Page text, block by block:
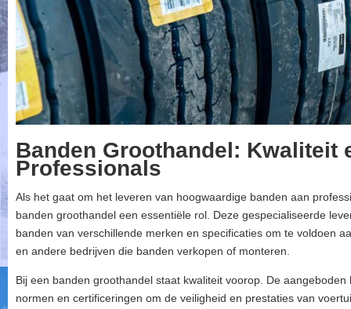
Banden Groothandel: Kwaliteit
Professionals
Als het gaat om het leveren van hoogwaardige banden aan
banden groothandel een essentiële rol. Deze gespecialiseerde
banden van verschillende merken en specificaties om te voldoen
en andere bedrijven die banden verkopen of monteren.
Bij een banden groothandel staat kwaliteit voorop. De
normen en certificeringen om de veiligheid en prestaties van